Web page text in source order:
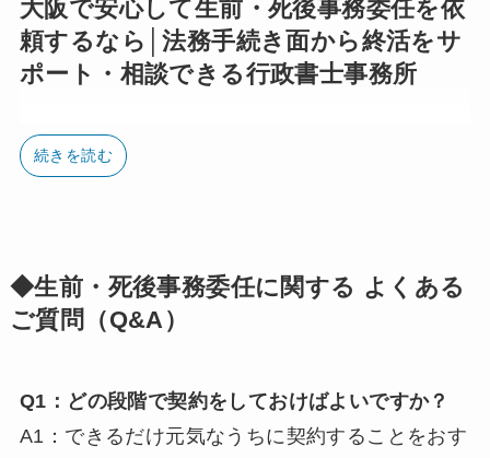
大阪で安心して生前・死後事務委任を依
頼するなら│法務手続き面から終活をサ
ポート・相談できる行政書士事務所
独身の方や身寄りのない方を支える
の終盤を迎えるという選択が当たり前になりま
す。
当事務所では、独身の方・おひとりさま・身寄り
続きを読む
◆生前・死後事務委任に関する よくある
ご質問（Q&A）
Q1：どの段階で契約をしておけばよいですか？
A1：できるだけ元気なうちに契約することをおす